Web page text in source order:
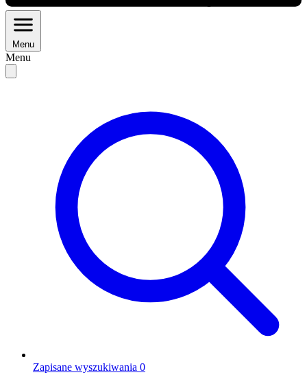
Menu
Menu
Zapisane wyszukiwania 0